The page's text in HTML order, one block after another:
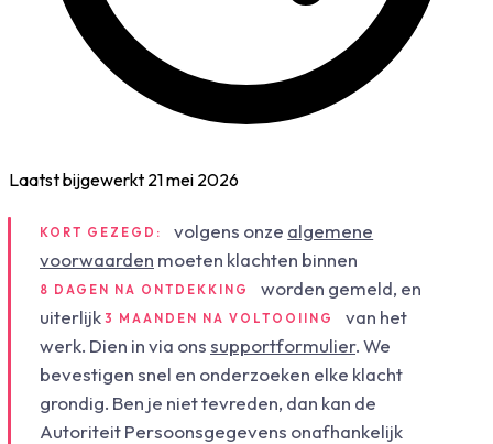
Laatst bijgewerkt 21 mei 2026
KORT GEZEGD: volgens onze algemene
voorwaarden moeten klachten binnen
8 DAGEN NA ONTDEKKING
worden gemeld, en
uiterlijk 3 MAANDEN NA VOLTOOIING
van het
werk. Dien in via onssupportformulier. We
bevestigen snel en onderzoeken elke klacht
grondig. Ben je niet tevreden, dan kan de
Autoriteit Persoonsgegevens onafhankelijk